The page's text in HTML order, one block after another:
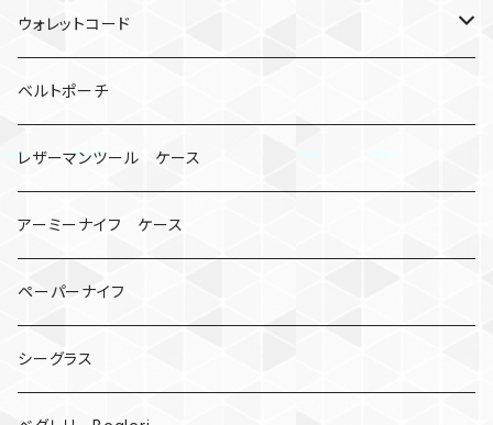
レザーマン
マルチツール
オニヤンマ
ビーズ
手裏剣
クロス十字架
リングストラップ
ゴルフボールケース
ティーホルダー
コインケース
チューブ
コインケース
紙
カードケース
ウォレットコード
2カラー
ベルトポーチ
レザーマンツール ケース
アーミーナイフ ケース
ペーパーナイフ
シーグラス